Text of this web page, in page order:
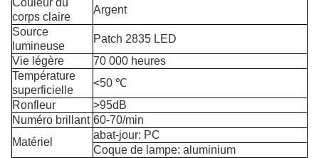
Couleur du
corps claire
Argent
Source
lumineuse
Patch 2835 LED
Vie légère
70 000 heures
Température
superficielle
<50 ℃
Ronfleur
>95dB
Numéro brillant 60-70/min
Matériel
abat-jour: PC
Coque de lampe: aluminium